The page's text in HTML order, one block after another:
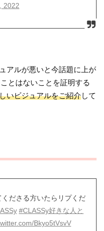
2022
アルが悪いと今話題に上が
とはないことを証明する
いビジュアルをご紹介して
ださる方いたらリプくだ
#CLASSy好きな人と
Bkyo5tVsvV